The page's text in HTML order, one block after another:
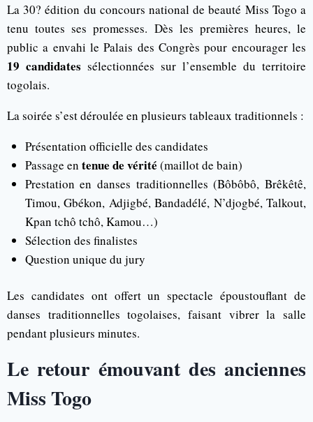
La 30? édition du concours national de beauté Miss Togo a
tenu toutes ses promesses. Dès les premières heures, le
public a envahi le Palais des Congrès pour encourager les
19 candidates sélectionnées sur l’ensemble du territoire
togolais.
La soirée s’est déroulée en plusieurs tableaux traditionnels :
Présentation officielle des candidates
Passage en tenue de vérité (maillot de bain)
Prestation en danses traditionnelles (Bôbôbô, Brêkêtê,
Timou, Gbékon, Adjigbé, Bandadélé, N’djogbé, Talkout,
Kpan tchô tchô, Kamou…)
Sélection des finalistes
Question unique du jury
Les candidates ont offert un spectacle époustouflant de
danses traditionnelles togolaises, faisant vibrer la salle
pendant plusieurs minutes.
Le retour émouvant des anciennes
Miss Togo